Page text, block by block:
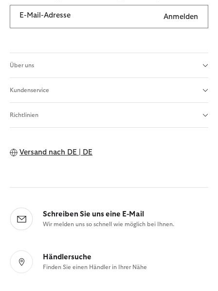
E-Mail-Adresse Anmelden
Über uns
Kundenservice
Richtlinien
Versand nach DE | DE
Schreiben Sie uns eine E-Mail
Wir melden uns so schnell wie möglich bei Ihnen.
Händlersuche
Finden Sie einen Händler in Ihrer Nähe